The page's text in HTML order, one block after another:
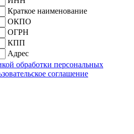
Краткое наименование
ОКПО
ОГРН
КПП
Адрес
обработки персональных
соглашение